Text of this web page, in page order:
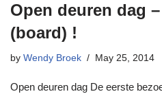
Open deuren dag
(board) !
by Wendy Broek May 25, 2014
Open deuren dag De eerste